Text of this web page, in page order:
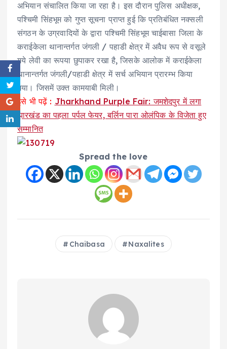
अभियान संचालित किया जा रहा है। इस दौरान पुलिस अधीक्षक,
पश्चिमी सिंहभूम को गुप्त सूचना प्राप्त हुई कि प्रतिबंधित नक्सली
संगठन के उग्रवादियों के द्वारा पश्चिमी सिंहभूम चाईबासा जिला के
कराईकेला थानान्तर्गत जंगली / पहाडी क्षेत्र में अवैध रूप से वसूले
गये लेवी का रूपया छुपाकर रखा है, जिसके आलोक में कराईकेला
थानान्तर्गत जंगली/पहाडी क्षेत्र में सर्च अभियान प्रारम्भ किया
गया। जिसमें उक्त कामयाबी मिली।
इसे भी पढ़ें : Jharkhand Purple Fair: जमशेदपुर में लगा
झारखंड का पहला पर्पल फेयर, बर्लिन पारा ओलंपिक के विजेता हुए
सम्मानित
Spread the love
Chaibasa Naxalites